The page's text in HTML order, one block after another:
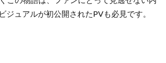
ュアルが初公開されたPVも必見です。